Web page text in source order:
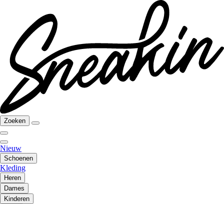
Zoeken
Nieuw
Schoenen
Kleding
Heren
Dames
Kinderen